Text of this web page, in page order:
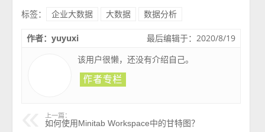
标签： 企业大数据 大数据 数据分析
最后编辑于：2020/8/19
作者：yuyuxi
该用户很懒，还没有介绍自己。
上一篇：
如何使用Minitab Workspace中的甘特图？